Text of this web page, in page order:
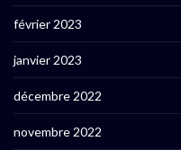
février 2023
janvier 2023
décembre 2022
novembre 2022